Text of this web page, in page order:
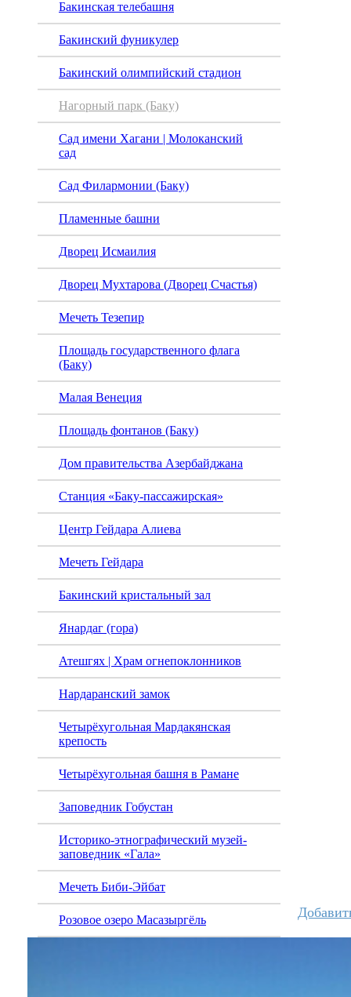
Бакинская телебашня
Бакинский фуникулер
Бакинский олимпийский стадион
Нагорный парк (Баку)
Сад имени Хагани | Молоканский
сад
Сад Филармонии (Баку)
Пламенные башни
Дворец Исмаилия
Дворец Мухтарова (Дворец Счастья)
Мечеть Тезепир
Площадь государственного флага
(Баку)
Малая Венеция
Площадь фонтанов (Баку)
Дом правительства Азербайджана
Станция «Баку-пассажирская»
Центр Гейдара Алиева
Мечеть Гейдара
Бакинский кристальный зал
Янардаг (гора)
Атешгях | Храм огнепоклонников
Нардаранский замок
Четырёхугольная Мардакянская
крепость
Четырёхугольная башня в Рамане
Заповедник Гобустан
Историко-этнографический музей-
заповедник «Гала»
Мечеть Биби-Эйбат
Розовое озеро Масазыргёль